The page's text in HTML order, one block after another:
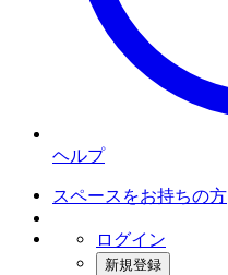
ヘルプ
スペースをお持ちの方
ログイン
新規登録